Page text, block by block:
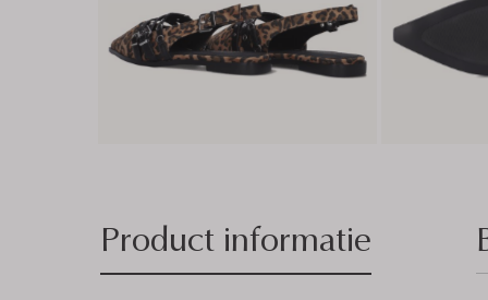
Product informatie